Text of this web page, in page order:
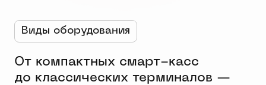
Виды оборудования
От компактных смарт-касс
до классических терминалов —